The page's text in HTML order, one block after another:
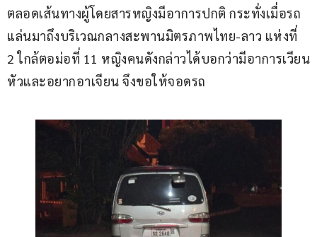
ตลอดเส้นทางผู้โดยสารหญิงมีอาการปกติ กระทั่งเมื่อรถ
แล่นมาถึงบริเวณกลางสะพานมิตรภาพไทย-ลาว แห่งที่
2 ใกล้ตอม่อที่ 11 หญิงคนดังกล่าวได้บอกว่ามีอาการเวียน
หัวและอยากอาเจียน จึงขอให้จอดรถ